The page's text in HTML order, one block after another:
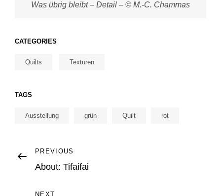
Was übrig bleibt – Detail – © M.-C. Chammas
CATEGORIES
Quilts Texturen
TAGS
Ausstellung grün Quilt rot
Post
navigation
Previous
Post
PREVIOUS
About: Tifaifai
NEXT